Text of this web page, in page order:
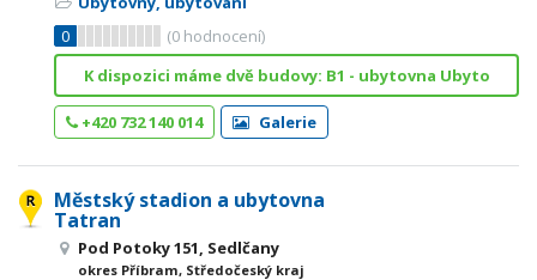
0
(0 hodnocení)
K dispozici máme dvě budovy: B1 - ubytovna Ubyto
+420 732 140 014 Galerie
Městský stadion a ubytovna
Tatran
Pod Potoky 151, Sedlčany
okres Příbram, Středočeský kraj